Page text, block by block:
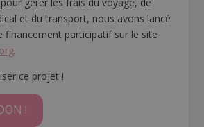
et du transport, nous avons lancé
financement participatif sur le site
.
ce projet !
!